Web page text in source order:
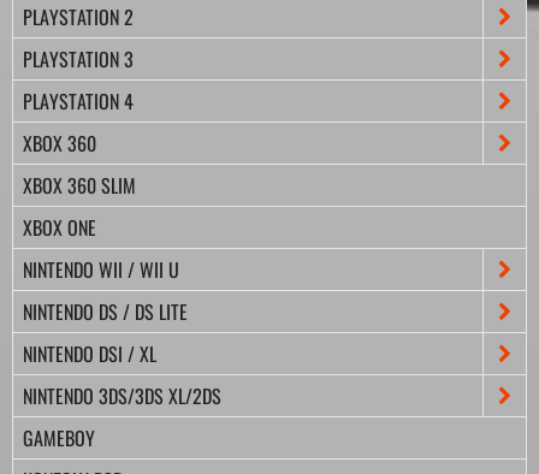
PLAYSTATION 2
PLAYSTATION 3
PLAYSTATION 4
XBOX 360
XBOX 360 SLIM
XBOX ONE
NINTENDO WII / WII U
NINTENDO DS / DS LITE
NINTENDO DSI / XL
NINTENDO 3DS/3DS XL/2DS
GAMEBOY